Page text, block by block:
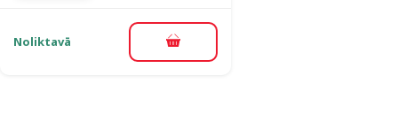
Noliktavā Pievienot grozam